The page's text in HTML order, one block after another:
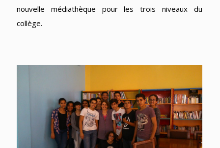
nouvelle médiathèque pour les trois niveaux du
collège.